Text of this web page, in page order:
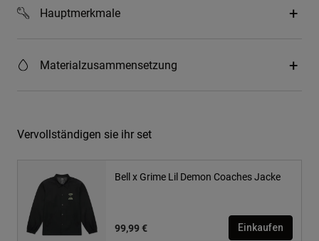
Hauptmerkmale
Materialzusammensetzung
Vervollständigen sie ihr set
Bell x Grime Lil Demon Coaches Jacke
99,99 € Einkaufen